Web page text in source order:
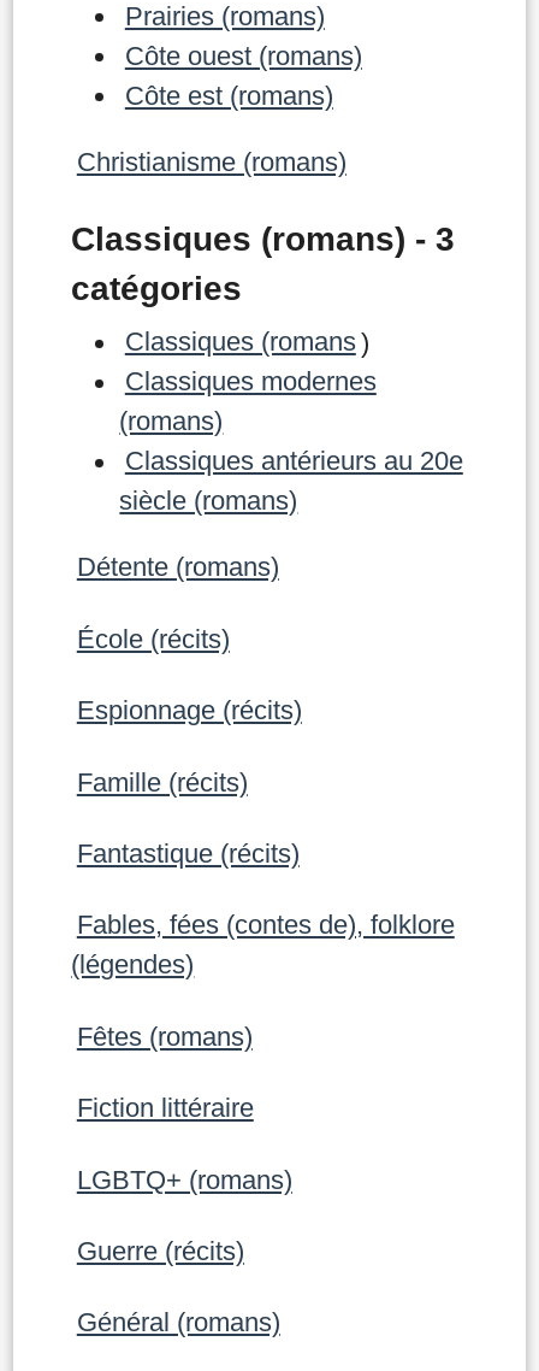
Prairies (romans)
Côte ouest (romans)
Côte est (romans)
Christianisme (romans)
Classiques (romans) - 3
catégories
Classiques (romans)
Classiques modernes
(romans)
Classiques antérieurs au 20e
siècle (romans)
Détente (romans)
École (récits)
Espionnage (récits)
Famille (récits)
Fantastique (récits)
Fables, fées (contes de), folklore
(légendes)
Fêtes (romans)
Fiction littéraire
LGBTQ+ (romans)
Guerre (récits)
Général (romans)